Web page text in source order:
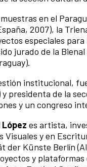
en el
2007), la
especiales
jurado de la
institucional,
presidenta de la
y un congreso
es artista,
y en
der Künste Berlín
y